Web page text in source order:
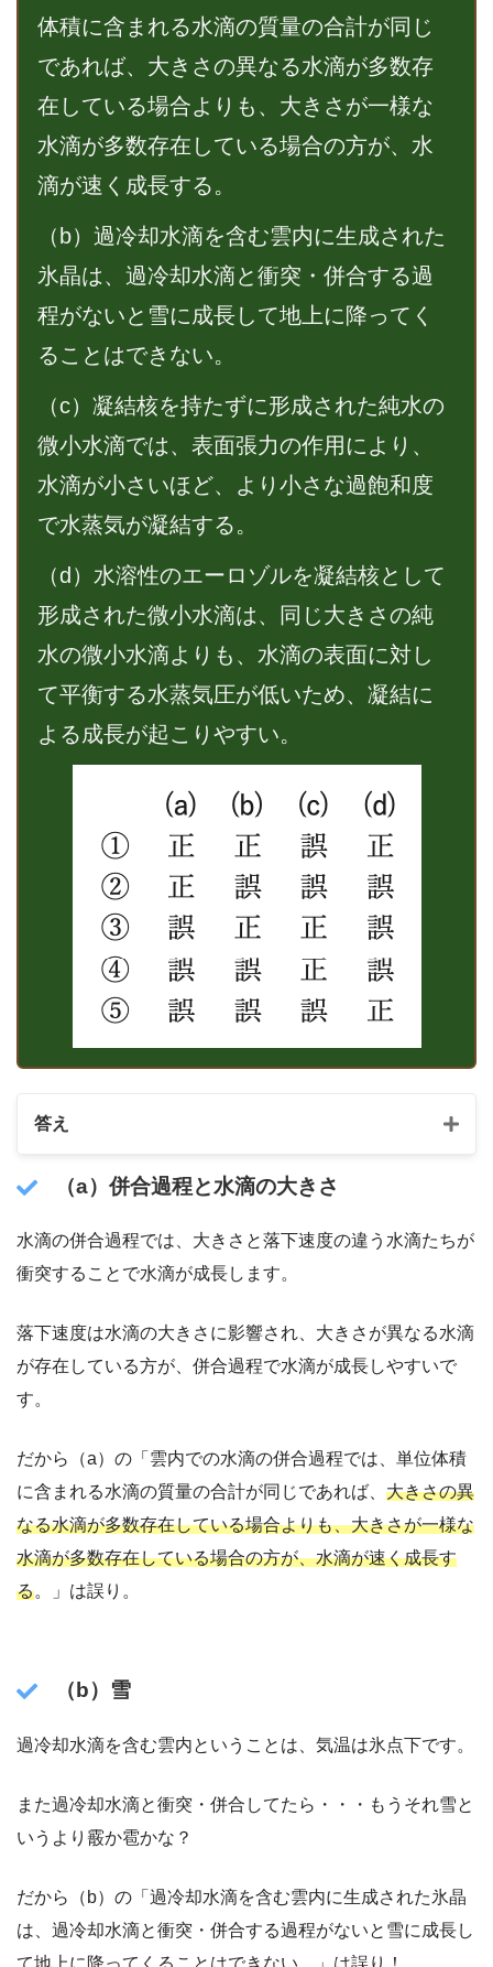
体積に含まれる水滴の質量の合計が同じ
であれば、大きさの異なる水滴が多数存
在している場合よりも、大きさが一様な
水滴が多数存在している場合の方が、水
滴が速く成長する。
（b）過冷却水滴を含む雲内に生成された
氷晶は、過冷却水滴と衝突・併合する過
程がないと雪に成長して地上に降ってく
ることはできない。
（c）凝結核を持たずに形成された純水の
微小水滴では、表面張力の作用により、
水滴が小さいほど、より小さな過飽和度
で水蒸気が凝結する。
（d）水溶性のエーロゾルを凝結核として
形成された微小水滴は、同じ大きさの純
水の微小水滴よりも、水滴の表面に対し
て平衡する水蒸気圧が低いため、凝結に
よる成長が起こりやすい。
答え
（a）併合過程と水滴の大きさ
水滴の併合過程では、大きさと落下速度の違う水滴たちが
衝突することで水滴が成長します。
落下速度は水滴の大きさに影響され、大きさが異なる水滴
が存在している方が、併合過程で水滴が成長しやすいで
す。
だから（a）の「雲内での水滴の併合過程では、単位体積
に含まれる水滴の質量の合計が同じであれば、 大きさの異
なる水滴が多数存在している場合よりも、大きさが一様な
水滴が多数存在している場合の方が、水滴が速く成長す
る。」は誤り。
（b）雪
過冷却水滴を含む雲内ということは、気温は氷点下です。
また過冷却水滴と衝突・併合してたら・・・もうそれ雪と
いうより霰か雹かな？
だから（b）の「過冷却水滴を含む雲内に生成された氷晶
は、過冷却水滴と衝突・併合する過程がないと雪に成長し
て地上に降ってくることはできない。」は誤り！